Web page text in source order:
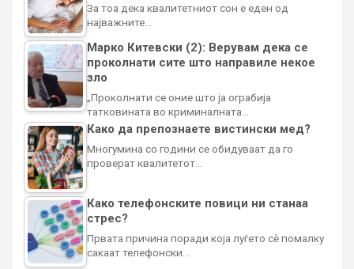
За тоа дека квалитетниот сон е еден од
најважните…
Марко Китевски (2): Верувам дека се
проколнати сите што направиле некое
зло
„Проколнати се оние што ја ограбија
татковината во криминалната…
Како да препознаете вистински мед?
Многумина со години се обидуваат да го
проверат квалитетот…
Како телефонските повици ни станаа
стрес?
Првата причина поради која луѓето сè помалку
сакаат телефонски…